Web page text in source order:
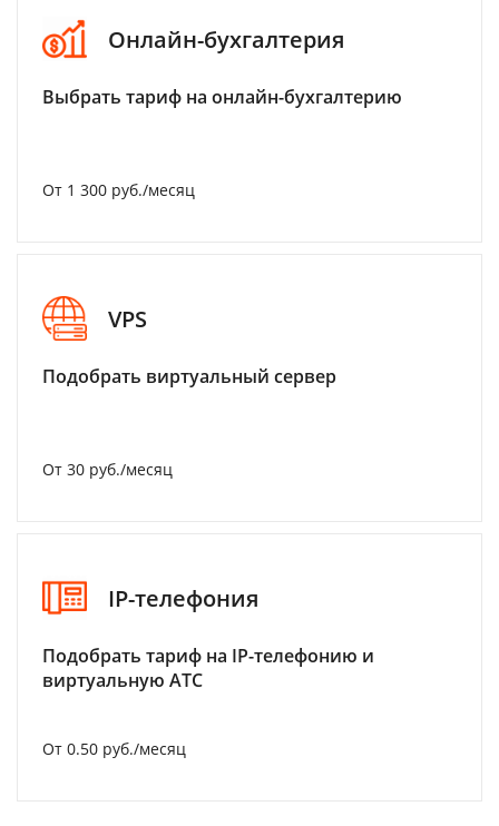
Онлайн-бухгалтерия
Выбрать тариф на онлайн-бухгалтерию
От 1 300 руб./месяц
VPS
Подобрать виртуальный сервер
От 30 руб./месяц
IP-телефония
Подобрать тариф на IP-телефонию и
виртуальную АТС
От 0.50 руб./месяц